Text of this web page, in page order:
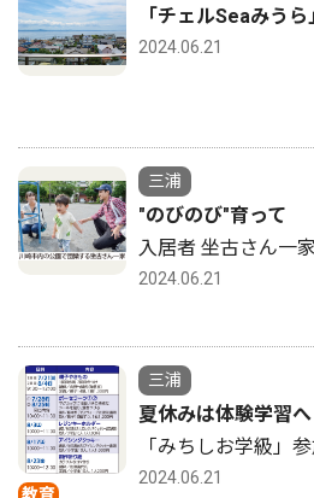
「チェルSeaみう
2024.06.21
三浦
"のびのび"育って
入居者 坐古さん一家
2024.06.21
三浦
夏休みは体験学習へ
「みちしお学級」
2024.06.21